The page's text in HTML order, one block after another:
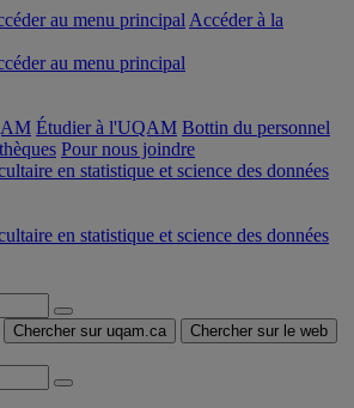
au menu principal Accéder à la
au menu principal
Étudier à l'UQAM Bottin du personnel
Pour nous joindre
en statistique et science des données
en statistique et science des données
Chercher sur uqam.ca Chercher sur le web